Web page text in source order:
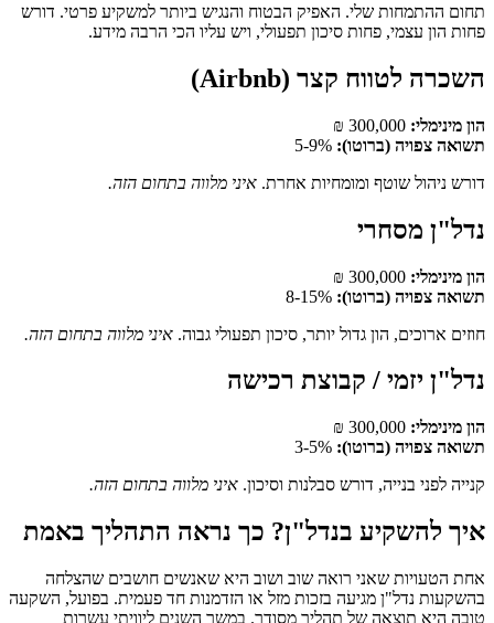
תחום ההתמחות שלי. האפיק הבטוח והנגיש ביותר למשקיע פרטי. דורש
פחות הון עצמי, פחות סיכון תפעולי, ויש עליו הכי הרבה מידע.
השכרה לטווח קצר (Airbnb)
הון מינימלי:
תשואה צפויה (ברוטו):
דורש ניהול שוטף ומומחיות אחרת. איני מלווה בתחום הזה.
נדל"ן מסחרי
הון מינימלי:
תשואה צפויה (ברוטו):
חוזים ארוכים, הון גדול יותר, סיכון תפעולי גבוה. איני מלווה בתחום הזה.
נדל"ן יזמי / קבוצת רכישה
הון מינימלי:
תשואה צפויה (ברוטו):
קנייה לפני בנייה, דורש סבלנות וסיכון. איני מלווה בתחום הזה.
איך להשקיע בנדל"ן? כך נראה התהליך באמת
אחת הטעויות שאני רואה שוב ושוב היא שאנשים חושבים שהצלחה
בהשקעות נדל"ן מגיעה בזכות מזל או הזדמנות חד פעמית. בפועל, השקעה
טובה היא תוצאה של תהליך מסודר. במשך השנים ליוויתי עשרות